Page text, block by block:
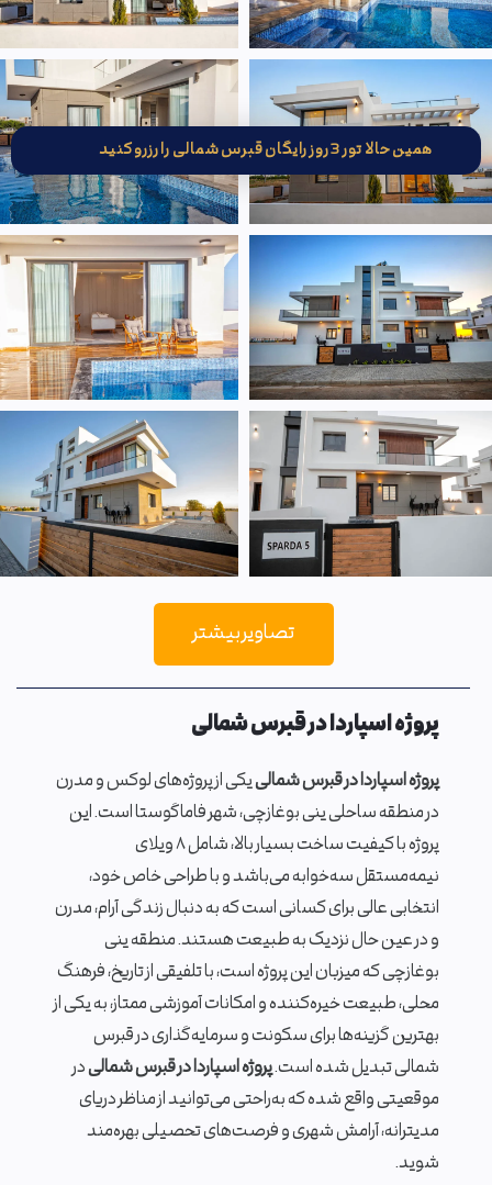
تصاویر بیشتر
پروژه اسپاردا در قبرس شمالی
پروژه اسپاردا در قبرس شمالییکی از پروژه‌های لوکس و مدرن
در منطقه ساحلی ینی بوغازچی، شهر فاماگوستا است. این
پروژه با کیفیت ساخت بسیار بالا، شامل ۸ ویلای
نیمه‌مستقل سه‌خوابه می‌باشد و با طراحی خاص خود،
انتخابی عالی برای کسانی است که به دنبال زندگی آرام، مدرن
و در عین حال نزدیک به طبیعت هستند. منطقه ینی
بوغازچی که میزبان این پروژه است، با تلفیقی از تاریخ، فرهنگ
محلی، طبیعت خیره‌کننده و امکانات آموزشی ممتاز، به یکی از
بهترین گزینه‌ها برای سکونت و سرمایه‌گذاری در قبرس
شمالی تبدیل شده است.پروژه اسپاردا در قبرس شمالیدر
موقعیتی واقع شده که به‌راحتی می‌توانید از مناظر دریای
مدیترانه، آرامش شهری و فرصت‌های تحصیلی بهره‌مند
شوید.
همین حالا تور 3 روز رایگان قبرس شمالی را رزرو کنید